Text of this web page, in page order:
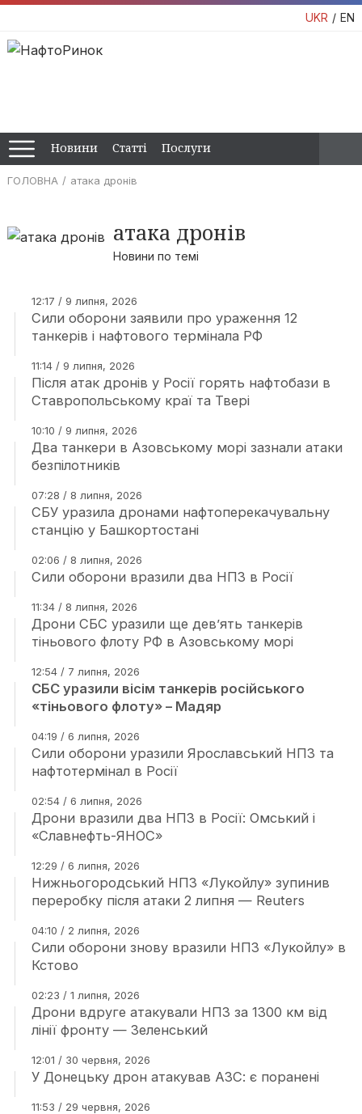
UKR EN
Новини Статті Послуги
ГОЛОВНА атака дронів
атака дронів
Новини по темі
12:17 / 9 липня, 2026
Сили оборони заявили про ураження 12
танкерів і нафтового термінала РФ
11:14 / 9 липня, 2026
Після атак дронів у Росії горять нафтобази в
Ставропольському краї та Твері
10:10 / 9 липня, 2026
Два танкери в Азовському морі зазнали атаки
безпілотників
07:28 / 8 липня, 2026
СБУ уразила дронами нафтоперекачувальну
станцію у Башкортостані
02:06 / 8 липня, 2026
Сили оборони вразили два НПЗ в Росії
11:34 / 8 липня, 2026
Дрони СБС уразили ще дев’ять танкерів
тіньового флоту РФ в Азовському морі
12:54 / 7 липня, 2026
СБС уразили вісім танкерів російського
«тіньового флоту» – Мадяр
04:19 / 6 липня, 2026
Сили оборони уразили Ярославський НПЗ та
нафтотермінал в Росії
02:54 / 6 липня, 2026
Дрони вразили два НПЗ в Росії: Омський і
«Славнефть-ЯНОС»
12:29 / 6 липня, 2026
Нижньогородський НПЗ «Лукойлу» зупинив
переробку після атаки 2 липня — Reuters
04:10 / 2 липня, 2026
Сили оборони знову вразили НПЗ «Лукойлу» в
Кстово
02:23 / 1 липня, 2026
Дрони вдруге атакували НПЗ за 1300 км від
лінії фронту — Зеленський
12:01 / 30 червня, 2026
У Донецьку дрон атакував АЗС: є поранені
11:53 / 29 червня, 2026